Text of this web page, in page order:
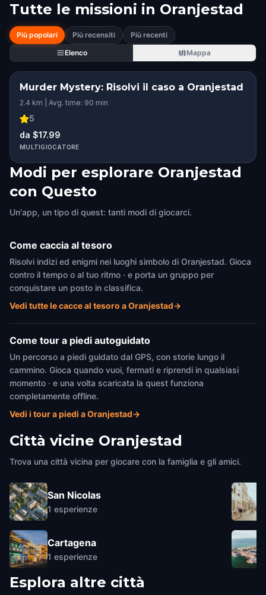
Tutte le missioni in Oranjestad
Più popolari Più recensiti
Più recenti
Elenco
Mappa
Murder Mystery: Risolvi il caso a Oranjestad
2.4 km | Avg. time: 90 min
5
da $17.99
MULTIGIOCATORE
Modi per esplorare Oranjestad
con Questo
Un'app, un tipo di quest: tanti modi di giocarci.
Come caccia al tesoro
Risolvi indizi ed enigmi nei luoghi simbolo di Oranjestad. Gioca
contro il tempo o al tuo ritmo · e porta un gruppo per
conquistare un posto in classifica.
Vedi tutte le cacce al tesoro a Oranjestad→
Come tour a piedi autoguidato
Un percorso a piedi guidato dal GPS, con storie lungo il
cammino. Gioca quando vuoi, fermati e riprendi in qualsiasi
momento · e una volta scaricata la quest funziona
completamente offline.
Vedi i tour a piedi a Oranjestad→
Città vicine Oranjestad
Trova una città vicina per giocare con la famiglia e gli amici.
San Nicolas
1 esperienze
Cartagena
1 esperienze
Esplora altre città